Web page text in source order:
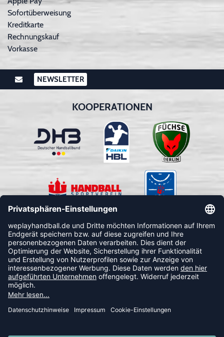
Sofortüberweisung
Kreditkarte
Rechnungskauf
Vorkasse
NEWSLETTER
KOOPERATIONEN
FOLLOW US